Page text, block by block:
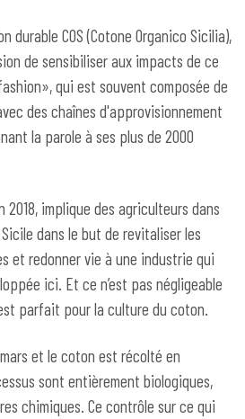
durable COS (Cotone Organico Sicilia),
de sensibiliser aux impacts de ce
qui est souvent composée de
des chaînes d'approvisionnement
la parole à ses plus de 2000
implique des agriculteurs dans
dans le but de revitaliser les
et redonner vie à une industrie qui
ici. Et ce n’est pas négligeable
parfait pour la culture du coton.
et le coton est récolté en
sont entièrement biologiques,
chimiques. Ce contrôle sur ce qui